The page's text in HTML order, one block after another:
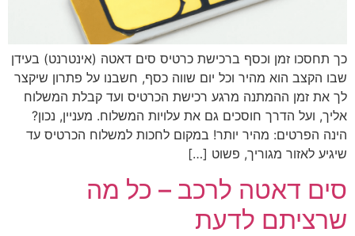
כך תחסכו זמן וכסף ברכישת כרטיס סים דאטה (אינטרנט) בעידן
שבו הקצב הוא מהיר וכל יום שווה כסף, חשבנו על פתרון שיקצר
לך את זמן ההמתנה מרגע רכישת הכרטיס ועד קבלת המשלוח
אליך, ועל הדרך חוסכים גם את עלויות המשלוח. מעניין, נכון?
הינה הפרטים: מהיר יותר! במקום לחכות למשלוח הכרטיס עד
שיגיע לאזור מגוריך, פשוט […]
סים דאטה לרכב – כל מה
שרציתם לדעת